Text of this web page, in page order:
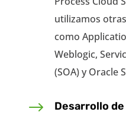
utilizamos
como
Weblogic,
(SOA) y Oracle
$
Desarrollo